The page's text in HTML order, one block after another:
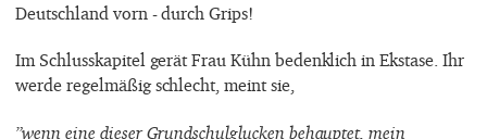
Deutschland vorn - durch Grips!
Im Schlusskapitel gerät Frau Kühn bedenklich in Ekstase. Ihr
werde regelmäßig schlecht, meint sie,
”wenn eine dieser Grundschulglucken behauptet, mein